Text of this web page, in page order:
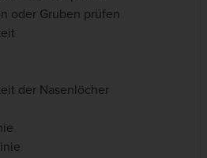
oder Gruben prüfen
der Nasenlöcher